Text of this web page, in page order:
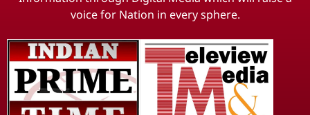
voice for Nation in every sphere.